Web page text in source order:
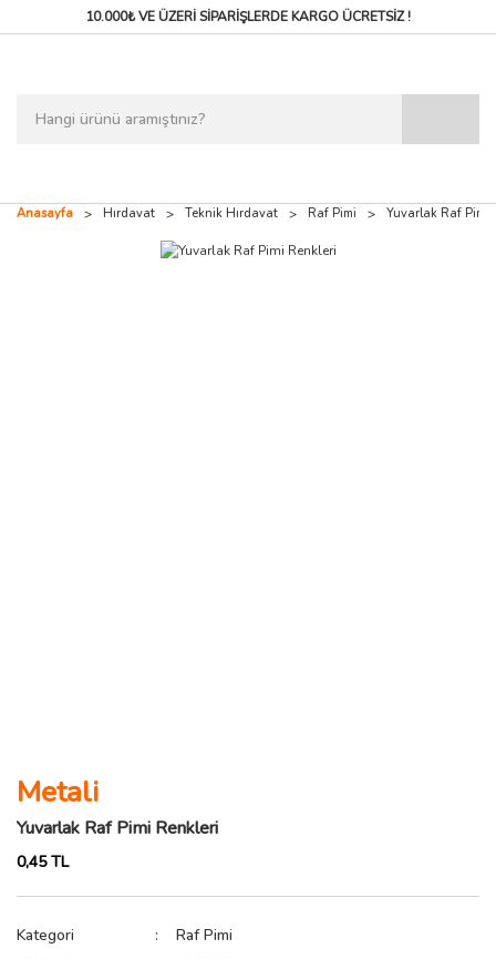
10.000₺ VE ÜZERİ SİPARİŞLERDEKARGO ÜCRETSİZ !
Anasayfa Hırdavat Teknik Hırdavat Raf Pimi Yuvarlak Raf Pimi
Metali
Yuvarlak Raf Pimi Renkleri
0,45 TL
Kategori
Raf Pimi